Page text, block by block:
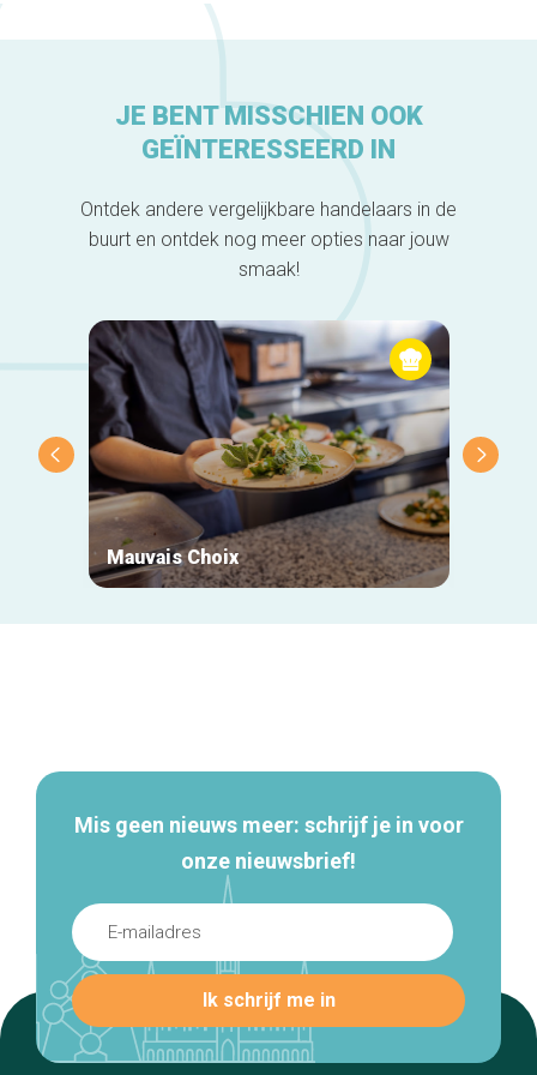
JE BENT MISSCHIEN OOK
GEÏNTERESSEERD IN
Ontdek andere vergelijkbare handelaars in de
buurt en ontdek nog meer opties naar jouw
smaak!
Mauvais Choix
Mis geen nieuws meer: schrijf je in voor
onze nieuwsbrief!